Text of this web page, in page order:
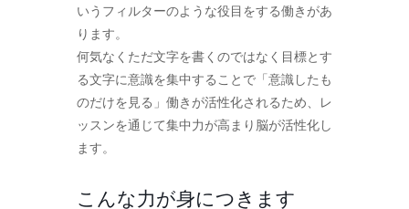
いうフィルターのような役目をする働きがあ
ります。
何気なくただ文字を書くのではなく目標とす
る文字に意識を集中することで「意識したも
のだけを見る」働きが活性化されるため、レ
ッスンを通じて集中力が高まり脳が活性化し
ます。
こんな力が身につきます